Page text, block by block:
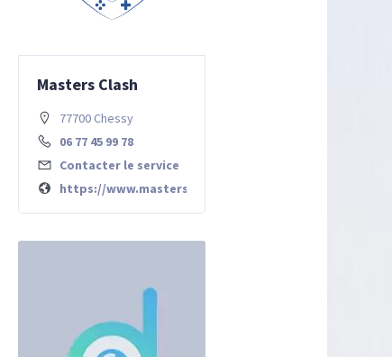
Masters Clash
77700 Chessy
06 77 45 99 78
Contacter le service
https://www.mastersclash.eu/